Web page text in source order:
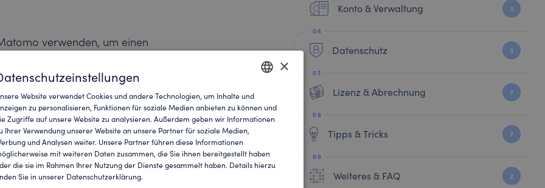
Konto & Verwaltung 3
Datenschutz 3
Lizenz & Abrechnung 7
Tipps & Tricks 7
Weiteres & FAQ 2
verwenden, um einen
Ihrer Webseite zu gewinnen, ist es
Besucher genau zu untersuchen.
B2B-Traffic generiert wird oder
eines Unternehmens an,
ENGLISH
GERMAN
×
Website verwendet Cookies und andere Technologien, um Inhalte und
zu personalisieren, Funktionen für soziale Medien anbieten zu können und
Zugriffe auf unsere Website zu analysieren. Außerdem geben wir Informationen
Ihrer Verwendung unserer Website an unsere Partner für soziale Medien,
und Analysen weiter. Unsere Partner führen diese Informationen
mit weiteren Daten zusammen, die Sie ihnen bereitgestellt haben
die sie im Rahmen Ihrer Nutzung der Dienste gesammelt haben. Details hierzu
Sie in unserer Datenschutzerklärung.